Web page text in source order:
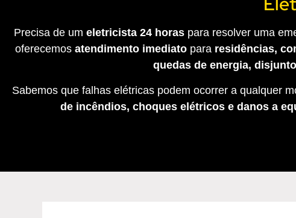
Precisa de um eletricista 24 horaspara resolver uma
oferecemos atendimento imediatopara residências,
quedas de energia,
Sabemos que falhas elétricas podem ocorrer a qualquer
de incêndios, choques elétricos e danos a